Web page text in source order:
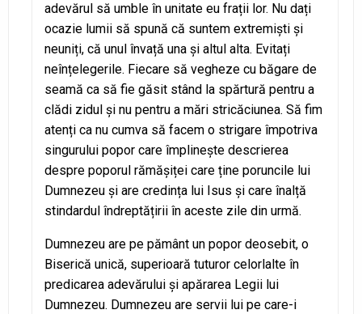
adevărul să umble în unitate eu frații lor. Nu dați
ocazie lumii să spună că suntem extremiști și
neuniți, că unul învață una și altul alta. Evitați
neînțelegerile. Fiecare să vegheze cu băgare de
seamă ca să fie găsit stând la spărtură pentru a
clădi zidul și nu pentru a mări stricăciunea. Să fim
atenți ca nu cumva să facem o strigare împotriva
singurului popor care împlinește descrierea
despre poporul rămășiței care ține poruncile lui
Dumnezeu și are credința lui Isus și care înalță
stindardul îndreptățirii în aceste zile din urmă.
Dumnezeu are pe pământ un popor deosebit, o
Biserică unică, superioară tuturor celorlalte în
predicarea adevărului și apărarea Legii lui
Dumnezeu. Dumnezeu are servii lui pe care-i